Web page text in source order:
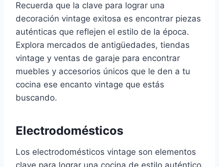
Recuerda que la clave para lograr una
decoración vintage exitosa es encontrar piezas
auténticas que reflejen el estilo de la época.
Explora mercados de antigüedades, tiendas
vintage y ventas de garaje para encontrar
muebles y accesorios únicos que le den a tu
cocina ese encanto vintage que estás
buscando.
Electrodomésticos
Los electrodomésticos vintage son elementos